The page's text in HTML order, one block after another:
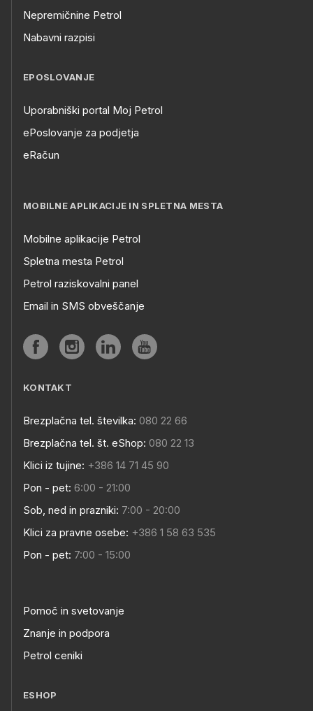
Nepremičnine Petrol
Nabavni razpisi
EPOSLOVANJE
Uporabniški portal Moj Petrol
ePoslovanje za podjetja
eRačun
MOBILNE APLIKACIJE IN SPLETNA MESTA
Mobilne aplikacije Petrol
Spletna mesta Petrol
Petrol raziskovalni panel
Email in SMS obveščanje
KONTAKT
Brezplačna tel. številka: 080 22 66
Brezplačna tel. št. eShop: 080 22 13
Klici iz tujine: +386 14 71 45 90
Pon - pet: 6:00 - 21:00
Sob, ned in prazniki: 7:00 - 20:00
Klici za pravne osebe: +386 1 58 63 535
Pon - pet: 7:00 - 15:00
Pomoč in svetovanje
Znanje in podpora
Petrol ceniki
ESHOP